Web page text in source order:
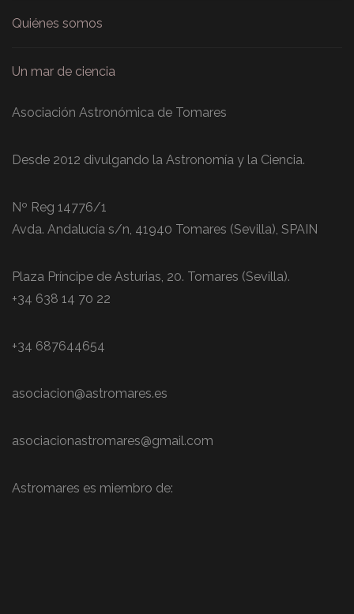
Quiénes somos
Un mar de ciencia
Asociación Astronómica de Tomares
Desde 2012 divulgando la Astronomía y la Ciencia.
Nº Reg 14776/1
Avda. Andalucía s/n, 41940 Tomares (Sevilla), SPAIN
Plaza Príncipe de Asturias, 20. Tomares (Sevilla).
+34 638 14 70 22
+34 687644654
asociacion@astromares.es
asociacionastromares@gmail.com
Astromares es miembro de: